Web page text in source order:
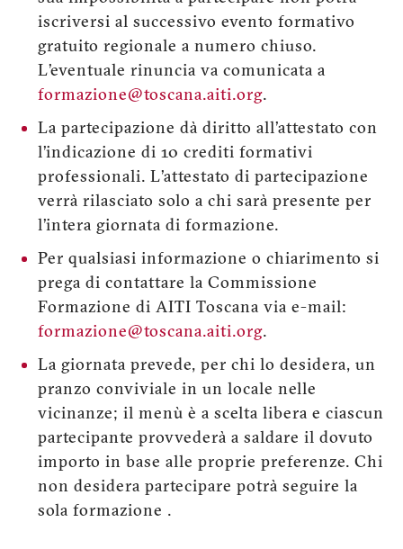
iscriversi al successivo evento formativo
gratuito regionale a numero chiuso.
L’eventuale rinuncia va comunicata a
formazione@toscana.aiti.org.
La partecipazione dà diritto all’attestato con
l’indicazione di 10 crediti formativi
professionali. L’attestato di partecipazione
verrà rilasciato solo a chi sarà presente per
l’intera giornata di formazione.
Per qualsiasi informazione o chiarimento si
prega di contattare la Commissione
Formazione di AITI Toscana via e-mail:
formazione@toscana.aiti.org.
La giornata prevede, per chi lo desidera, un
pranzo conviviale in un locale nelle
vicinanze; il menù è a scelta libera e ciascun
partecipante provvederà a saldare il dovuto
importo in base alle proprie preferenze. Chi
non desidera partecipare potrà seguire la
sola formazione .